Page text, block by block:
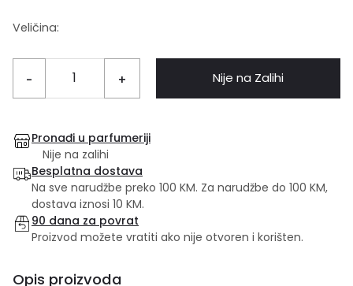
Veličina:
- + Nije na Zalihi
Pronađi u parfumeriji
Nije na zalihi
Besplatna dostava
Na sve narudžbe preko 100 KM. Za narudžbe do 100 KM,
dostava iznosi 10 KM.
90 dana za povrat
Proizvod možete vratiti ako nije otvoren i korišten.
Opis proizvoda